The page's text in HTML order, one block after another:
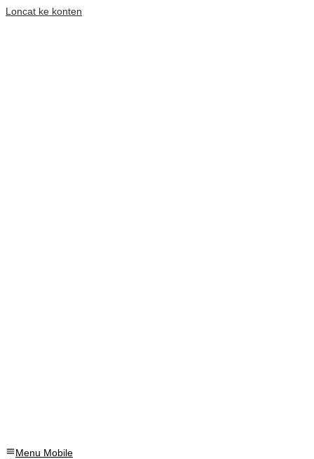
Loncat ke konten
Menu Mobile